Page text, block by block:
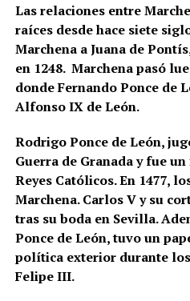
Las relaciones entre
raíces desde hace siete
Marchena a Juana de
en 1248. Marchena pasó
donde Fernando Ponce de
Alfonso IX de León.
Rodrigo Ponce de León,
Guerra de Granada y fue
Reyes Católicos. En 1477,
Marchena.Carlos V y su
tras su boda en Sevilla.
Ponce de León, tuvo un
política exterior durante
Felipe III.